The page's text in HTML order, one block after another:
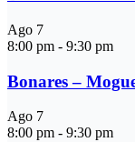
Ago 7
8:00 pm - 9:30 pm
Bonares –
Ago 7
8:00 pm - 9:30 pm